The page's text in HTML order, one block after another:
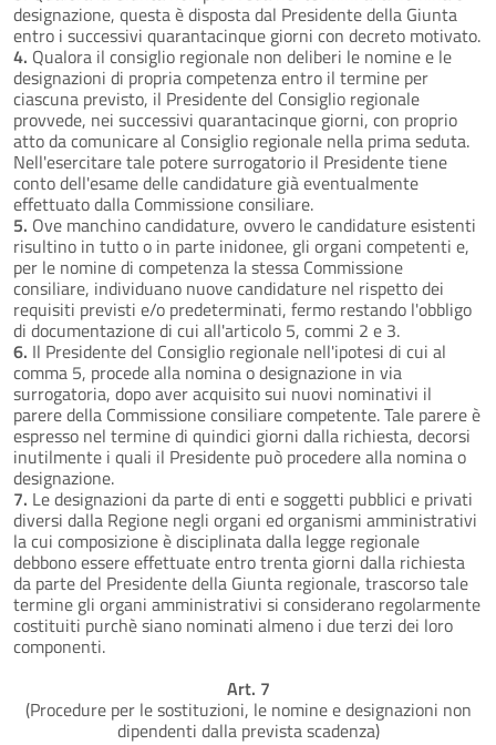
designazione, questa è disposta dal Presidente della Giunta
entro i successivi quarantacinque giorni con decreto motivato.
4. Qualora il consiglio regionale non deliberi le nomine e le
designazioni di propria competenza entro il termine per
ciascuna previsto, il Presidente del Consiglio regionale
provvede, nei successivi quarantacinque giorni, con proprio
atto da comunicare al Consiglio regionale nella prima seduta.
Nell'esercitare tale potere surrogatorio il Presidente tiene
conto dell'esame delle candidature già eventualmente
effettuato dalla Commissione consiliare.
5. Ove manchino candidature, ovvero le candidature esistenti
risultino in tutto o in parte inidonee, gli organi competenti e,
per le nomine di competenza la stessa Commissione
consiliare, individuano nuove candidature nel rispetto dei
requisiti previsti e/o predeterminati, fermo restando l'obbligo
di documentazione di cui all'articolo 5, commi 2 e 3.
6. Il Presidente del Consiglio regionale nell'ipotesi di cui al
comma 5, procede alla nomina o designazione in via
surrogatoria, dopo aver acquisito sui nuovi nominativi il
parere della Commissione consiliare competente. Tale parere è
espresso nel termine di quindici giorni dalla richiesta, decorsi
inutilmente i quali il Presidente può procedere alla nomina o
designazione.
7. Le designazioni da parte di enti e soggetti pubblici e privati
diversi dalla Regione negli organi ed organismi amministrativi
la cui composizione è disciplinata dalla legge regionale
debbono essere effettuate entro trenta giorni dalla richiesta
da parte del Presidente della Giunta regionale, trascorso tale
termine gli organi amministrativi si considerano regolarmente
costituiti purchè siano nominati almeno i due terzi dei loro
componenti.
Art. 7
(Procedure per le sostituzioni, le nomine e designazioni non
dipendenti dalla prevista scadenza)